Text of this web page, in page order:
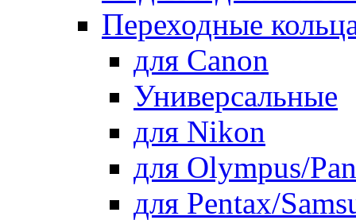
Переходные
для Canon
Универсальные
для Nikon
для Olympus/
для Pentax/